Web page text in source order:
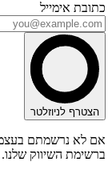
כתובת אימייל
הצטרף לניוזלטר
אם לא נרשמתם
ברשימת השיווק שלנו.